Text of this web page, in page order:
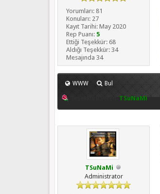
Yorumları: 81
Konuları: 27
Kayıt Tarihi: May 2020
Rep Puanı: 5
Ettiği Teşekkür: 68
Aldığı Teşekkür: 34
Mesajında 34
WWW Bul
TSuNaMi
TSuNaMi
Administrator